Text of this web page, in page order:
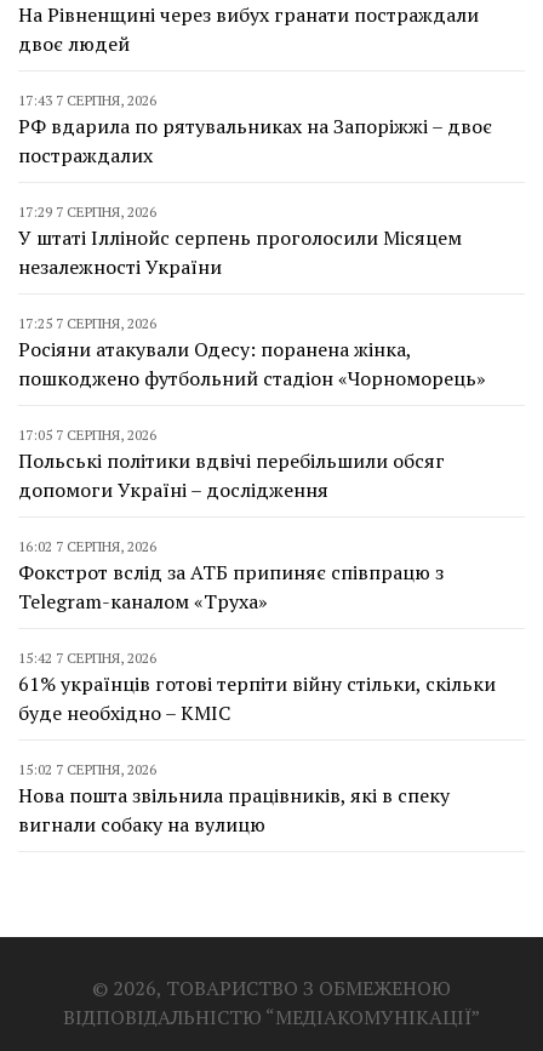
На Рівненщині через вибух гранати постраждали
двоє людей
17:43 7 СЕРПНЯ, 2026
РФ вдарила по рятувальниках на Запоріжжі – двоє
постраждалих
17:29 7 СЕРПНЯ, 2026
У штаті Іллінойс серпень проголосили Місяцем
незалежності України
17:25 7 СЕРПНЯ, 2026
Росіяни атакували Одесу: поранена жінка,
пошкоджено футбольний стадіон «Чорноморець»
17:05 7 СЕРПНЯ, 2026
Польські політики вдвічі перебільшили обсяг
допомоги Україні – дослідження
16:02 7 СЕРПНЯ, 2026
Фокстрот вслід за АТБ припиняє співпрацю з
Telegram-каналом «Труха»
15:42 7 СЕРПНЯ, 2026
61% українців готові терпіти війну стільки, скільки
буде необхідно – КМІС
15:02 7 СЕРПНЯ, 2026
Нова пошта звільнила працівників, які в спеку
вигнали собаку на вулицю
© 2026, ТОВАРИСТВО З ОБМЕЖЕНОЮ
ВІДПОВІДАЛЬНІСТЮ “МЕДІАКОМУНІКАЦІЇ”